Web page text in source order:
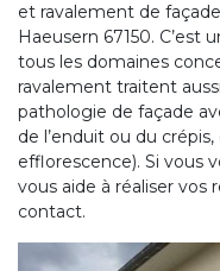
et ravalement de
Haeusern 67150. C’est
tous les domaines
ravalement traitent
pathologie de façade
de l’enduit ou du
efflorescence). Si vous
vous aide à réaliser vos
contact.